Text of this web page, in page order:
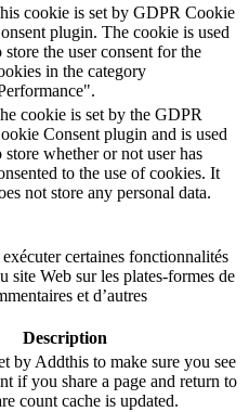
cookie is set by GDPR Cookie
plugin. The cookie is used
store the user consent for the
in the category
cookie is set by the GDPR
Consent plugin and is used
store whether or not user has
to the use of cookies. It
not store any personal data.
certaines fonctionnalités
site Web sur les plates-formes de
et d’autres
Description
by Addthis to make sure you see
if you share a page and return to
count cache is updated.